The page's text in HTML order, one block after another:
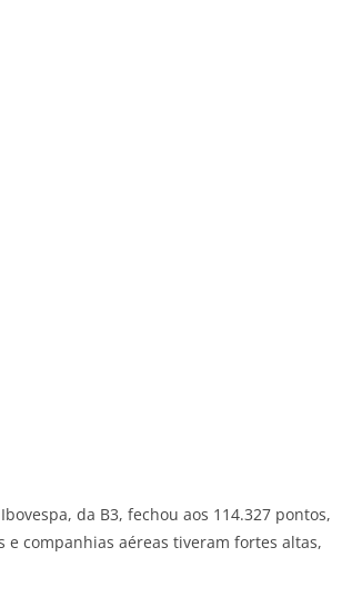
da B3, fechou aos 114.327 pontos,
companhias aéreas tiveram fortes altas,